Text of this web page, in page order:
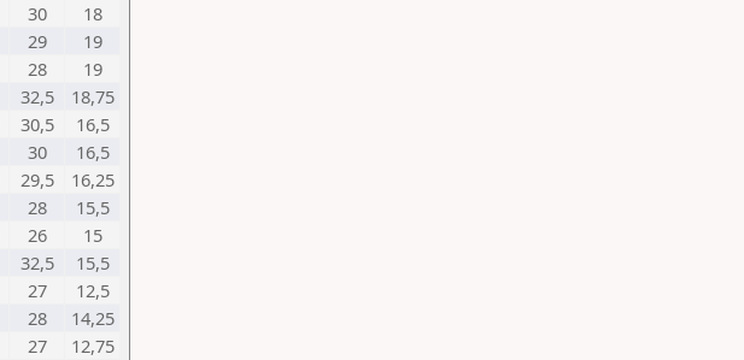
30
18
29
19
28
19
32,5
18,75
30,5
16,5
30
16,5
29,5
16,25
28
15,5
26
15
32,5
15,5
27
12,5
28
14,25
27
12,75